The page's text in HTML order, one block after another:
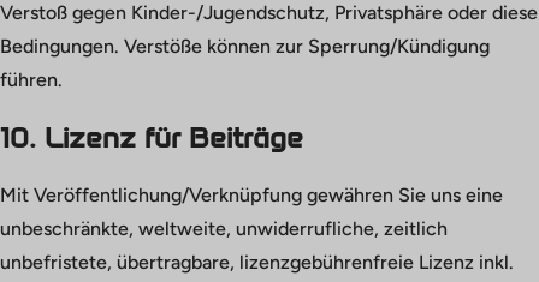
Verstoß gegen Kinder-/Jugendschutz, Privatsphäre oder diese
Bedingungen. Verstöße können zur Sperrung/Kündigung
führen.
10. Lizenz für Beiträge
Mit Veröffentlichung/Verknüpfung gewähren Sie uns eine
unbeschränkte, weltweite, unwiderrufliche, zeitlich
unbefristete, übertragbare, lizenzgebührenfreie Lizenz inkl.